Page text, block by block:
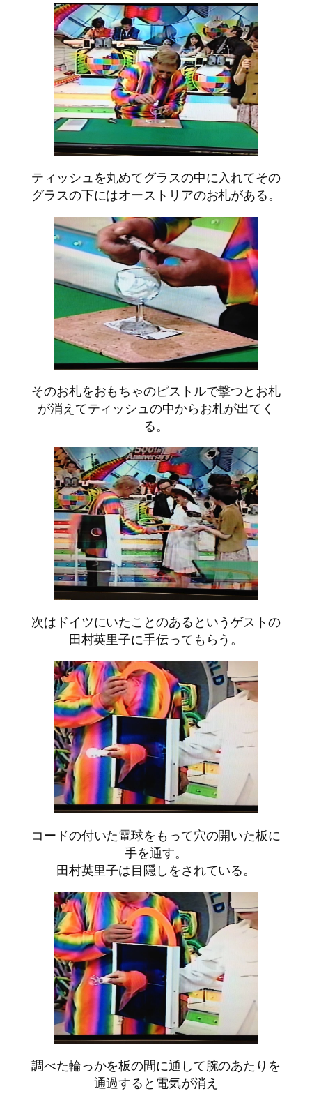
ティッシュを丸めてグラスの中に入れてその
グラスの下にはオーストリアのお札がある。
そのお札をおもちゃのピストルで撃つとお札
が消えてティッシュの中からお札が出てく
る。
次はドイツにいたことのあるというゲストの
田村英里子に手伝ってもらう。
コードの付いた電球をもって穴の開いた板に
手を通す。
田村英里子は目隠しをされている。
調べた輪っかを板の間に通して腕のあたりを
通過すると電気が消え